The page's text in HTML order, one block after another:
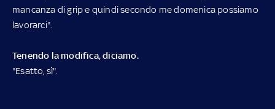
mancanza di grip e quindi secondo me domenica possiamo
lavorarci".
Tenendo la modifica, diciamo.
"Esatto, sì".